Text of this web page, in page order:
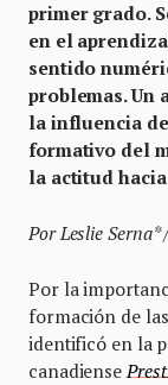
primer grado.
en el
sentido
problemas. Un
la influencia
formativo del
la actitud
Por Leslie
Por la
formación de
identificó en la
canadiense